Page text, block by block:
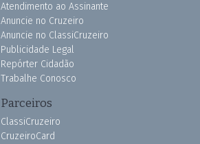
Atendimento ao Assinante
Anuncie no Cruzeiro
Anuncie no ClassiCruzeiro
Publicidade Legal
Repórter Cidadão
Trabalhe Conosco
Parceiros
ClassiCruzeiro
CruzeiroCard